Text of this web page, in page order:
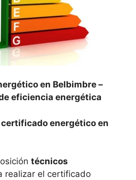
en Belbimbre –
eficiencia energética
energético en
técnicos
realizar el certificado